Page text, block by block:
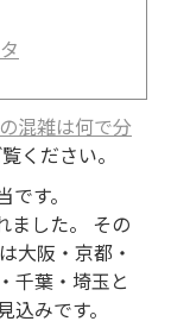
混雑は何で分
ください。
す。
ました。 その
大阪・京都・
千葉・埼玉と
みです。